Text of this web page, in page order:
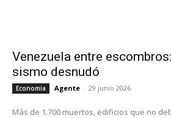
Venezuela entre
sismo desnudó
Economia Agente - 29 junio 2026
Más de 1.700 muertos, edificios que no